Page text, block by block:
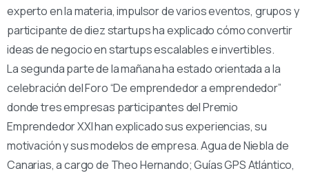
experto en la materia, impulsor de varios eventos, grupos y
participante de diez startups ha explicado cómo convertir
ideas de negocio en startups escalables e invertibles.
La segunda parte de la mañana ha estado orientada a la
celebración del Foro “De emprendedor a emprendedor”
donde tres empresas participantes del Premio
Emprendedor XXI han explicado sus experiencias, su
motivación y sus modelos de empresa. Agua de Niebla de
Canarias, a cargo de Theo Hernando; Guías GPS Atlántico,